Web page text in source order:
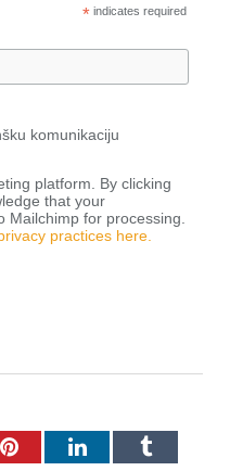
*indicates required
komunikaciju
platform. By clicking
that your
Mailchimp for processing.
practices here.
PinterestLinkedInTumblr